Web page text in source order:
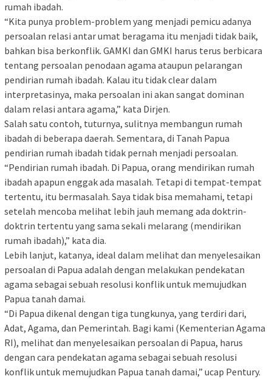
rumah ibadah.
“Kita punya problem-problem yang menjadi pemicu adanya
persoalan relasi antar umat beragama itu menjadi tidak baik,
bahkan bisa berkonflik. GAMKI dan GMKI harus terus berbicara
tentang persoalan penodaan agama ataupun pelarangan
pendirian rumah ibadah. Kalau itu tidak clear dalam
interpretasinya, maka persoalan ini akan sangat dominan
dalam relasi antara agama,” kata Dirjen.
Salah satu contoh, tuturnya, sulitnya membangun rumah
ibadah di beberapa daerah. Sementara, di Tanah Papua
pendirian rumah ibadah tidak pernah menjadi persoalan.
“Pendirian rumah ibadah. Di Papua, orang mendirikan rumah
ibadah apapun enggak ada masalah. Tetapi di tempat-tempat
tertentu, itu bermasalah. Saya tidak bisa memahami, tetapi
setelah mencoba melihat lebih jauh memang ada doktrin-
doktrin tertentu yang sama sekali melarang (mendirikan
rumah ibadah),” kata dia.
Lebih lanjut, katanya, ideal dalam melihat dan menyelesaikan
persoalan di Papua adalah dengan melakukan pendekatan
agama sebagai sebuah resolusi konflik untuk memujudkan
Papua tanah damai.
“Di Papua dikenal dengan tiga tungkunya, yang terdiri dari,
Adat, Agama, dan Pemerintah. Bagi kami (Kementerian Agama
RI), melihat dan menyelesaikan persoalan di Papua, harus
dengan cara pendekatan agama sebagai sebuah resolusi
konflik untuk memujudkan Papua tanah damai,” ucap Pentury.